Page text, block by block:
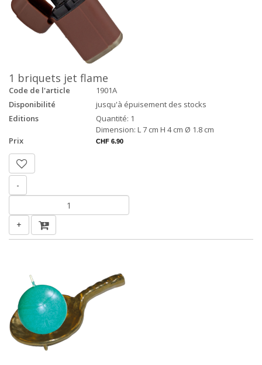
1 briquets jet flame
Code de l'article
1901A
Disponibilité
jusqu'à épuisement des stocks
Editions
Quantité: 1
Dimension: L 7 cm H 4 cm Ø 1.8 cm
Prix
CHF 6.90
-
+